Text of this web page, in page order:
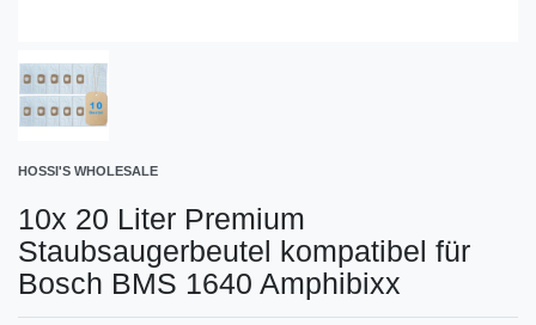
HOSSI'S WHOLESALE
10x 20 Liter Premium
Staubsaugerbeutel kompatibel für
Bosch BMS 1640 Amphibixx